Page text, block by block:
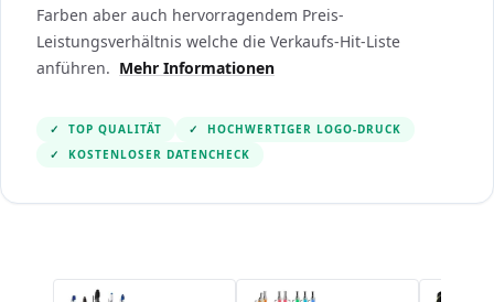
Farben aber auch hervorragendem Preis-
Leistungsverhältnis welche die Verkaufs-Hit-Liste
anführen. Mehr Informationen
✓ TOP QUALITÄT ✓
HOCHWERTIGER LOGO-DRUCK
✓
KOSTENLOSER DATENCHECK
Navigating through the elements of the carousel is
Press to skip the carousel